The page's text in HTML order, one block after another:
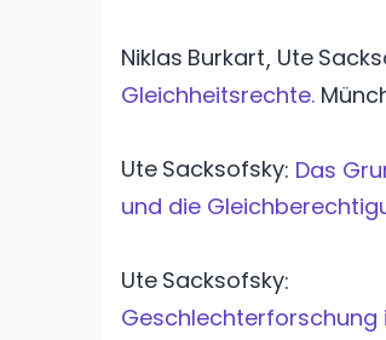
Niklas Burkart, Ute
Gleichheitsrechte.
Ute Sacksofsky: Das
und die
Ute Sacksofsky:
Geschlechterforschung